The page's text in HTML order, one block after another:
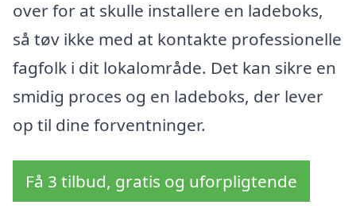
over for at skulle installere en ladeboks,
så tøv ikke med at kontakte professionelle
fagfolk i dit lokalområde. Det kan sikre en
smidig proces og en ladeboks, der lever
op til dine forventninger.
Få 3 tilbud, gratis og uforpligtende